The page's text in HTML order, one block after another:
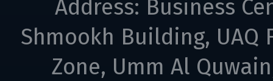
Address: Business
Shmookh Building, UAQ
Zone, Umm Al